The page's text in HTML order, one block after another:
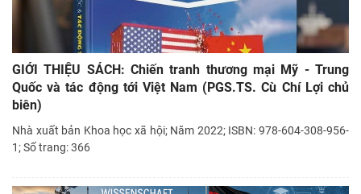
GIỚI THIỆU SÁCH: Chiến tranh thương mại Mỹ - Trung
Quốc và tác động tới Việt Nam (PGS.TS. Cù Chí Lợi chủ
biên)
Nhà xuất bản Khoa học xã hội; Năm 2022; ISBN: 978-604-308-956-
1; Số trang: 366